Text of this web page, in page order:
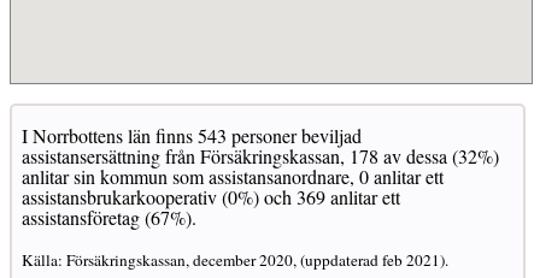
I Norrbottens län finns 543 personer beviljad
assistansersättning från Försäkringskassan, 178 av dessa (32%)
anlitar sin kommun som assistansanordnare, 0 anlitar ett
assistansbrukarkooperativ (0%) och 369 anlitar ett
assistansföretag (67%).
Källa: Försäkringskassan, december 2020, (uppdaterad feb 2021).